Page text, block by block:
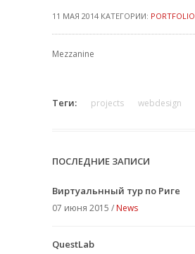
11 МАЯ 2014 КАТЕГОРИИ: PORTFOLIO
Mezzanine
Теги: projects webdesign
ПОСЛЕДНИЕ ЗАПИСИ
Виртуальнный тур по Риге
07 июня 2015 / News
QuestLab